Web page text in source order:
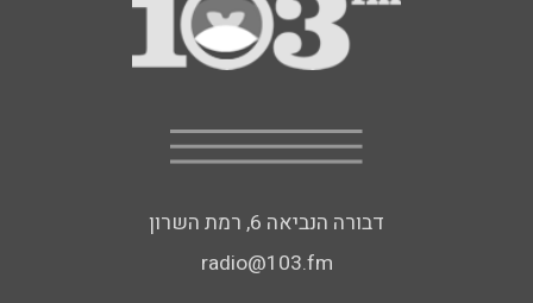
דבורה הנביאה 6, רמת השרון
radio@103.fm